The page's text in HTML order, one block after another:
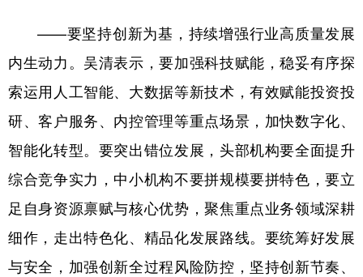
——要坚持创新为基，持续增强行业高质量发展
内生动力。吴清表示，要加强科技赋能，稳妥有序探
索运用人工智能、大数据等新技术，有效赋能投资投
研、客户服务、内控管理等重点场景，加快数字化、
智能化转型。要突出错位发展，头部机构要全面提升
综合竞争实力，中小机构不要拼规模要拼特色，要立
足自身资源禀赋与核心优势，聚焦重点业务领域深耕
细作，走出特色化、精品化发展路线。要统筹好发展
与安全，加强创新全过程风险防控，坚持创新节奏、